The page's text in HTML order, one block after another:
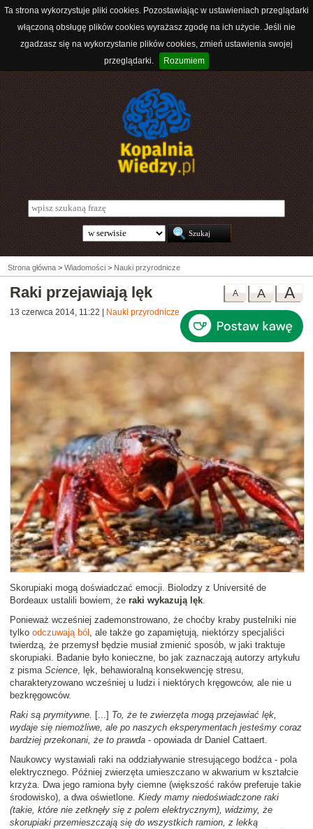
Ta strona wykorzystuje pliki cookies. Pozostawiając w ustawieniach przeglądarki
włączoną obsługę plików cookies wyrażasz zgodę na ich użycie. Jeśli nie
zgadzasz się na wykorzystanie plików cookies, zmień ustawienia swojej
przeglądarki.
Rozumiem
Strona główna > Wiadomości > Nauki przyrodnicze
A
A
A
Raki przejawiają lęk
13 czerwca 2014, 11:22 Nauki przyrodnicze
Skorupiaki mogą doświadczać emocji. Biolodzy z Université de
Bordeaux ustalili bowiem, że raki wykazują lęk.
Ponieważ wcześniej zademonstrowano, że choćby kraby pustelniki nie
tylko odczuwają ból , ale także go zapamiętują, niektórzy specjaliści
twierdzą, że przemysł będzie musiał zmienić sposób, w jaki traktuje
skorupiaki. Badanie było konieczne, bo jak zaznaczają autorzy artykułu
z pisma Science, lęk, behawioralną konsekwencję stresu,
charakteryzowano wcześniej u ludzi i niektórych kręgowców, ale nie u
bezkręgowców.
Raki są prymitywne. [...] To, że te zwierzęta mogą przejawiać lęk,
wydaje się niemożliwe, ale po naszych eksperymentach jesteśmy coraz
bardziej przekonani, że to prawda - opowiada dr Daniel Cattaert.
Naukowcy wystawiali raki na oddziaływanie stresującego bodźca - pola
elektrycznego. Później zwierzęta umieszczano w akwarium w kształcie
krzyża. Dwa jego ramiona były ciemne (większość raków preferuje takie
środowisko), a dwa oświetlone. Kiedy mamy niedoświadczone raki
(takie, które nie zetknęły się z polem elektrycznym), widzimy, że
skorupiaki przemieszczają się do wszystkich ramion, z lekką